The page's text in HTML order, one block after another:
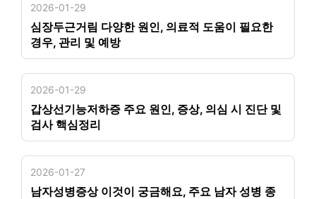
2026-01-29
심장두근거림 다양한 원인, 의료적 도움이 필요한
경우, 관리 및 예방
2026-01-29
갑상선기능저하증 주요 원인, 증상, 의심 시 진단 및
검사 핵심정리
2026-01-27
남자성병증상 이것이 궁금해요, 주요 남자 성병 종